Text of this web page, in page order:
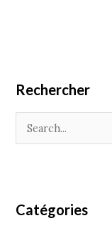
Rechercher
c
e
r
Catégories